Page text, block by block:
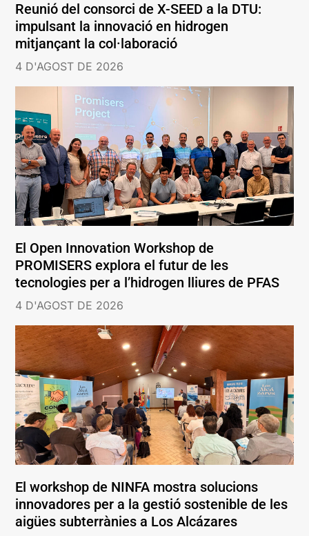
Reunió del consorci de X-SEED a la DTU:
impulsant la innovació en hidrogen
mitjançant la col·laboració
4 D'AGOST DE 2026
El Open Innovation Workshop de
PROMISERS explora el futur de les
tecnologies per a l’hidrogen lliures de PFAS
4 D'AGOST DE 2026
El workshop de NINFA mostra solucions
innovadores per a la gestió sostenible de les
aigües subterrànies a Los Alcázares